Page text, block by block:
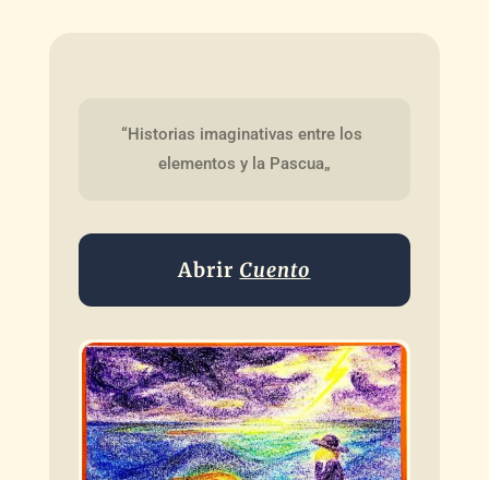
“Historias imaginativas entre los
elementos y la Pascua„
Abrir Cuento